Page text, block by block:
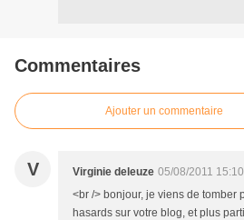
Commentaires
Ajouter un commentaire
V Virginie deleuze 05/08/2011 15:10
<br /> bonjour, je viens de tomber
hasards sur votre blog, et plus